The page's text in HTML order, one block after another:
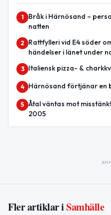
1
Bråk i Härnösand –
natten
2
Rattfylleri vid E4 söder
händelser i länet under
3 Italiensk pizza- &
4 Härnösand förtjänar en
5 Åtal väntas mot
2005
Fler artiklar iSamhälle